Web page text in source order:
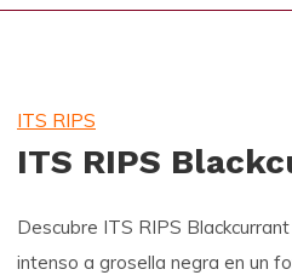
ITS RIPS
ITS RIPS
Descubre ITS RIPS
intenso a grosella negra en un